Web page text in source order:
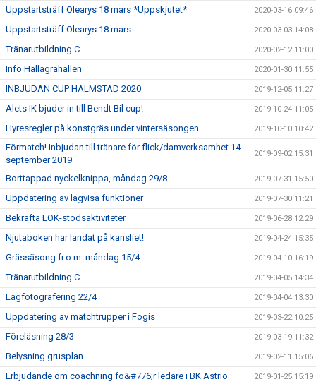
Uppstartsträff Olearys 18 mars *Uppskjutet* 2020-03-16 09:46
Uppstartsträff Olearys 18 mars 2020-03-03 14:08
Tränarutbildning C 2020-02-12 11:00
Info Hallägrahallen 2020-01-30 11:55
INBJUDAN CUP HALMSTAD 2020 2019-12-05 11:27
Alets IK bjuder in till Bendt Bil cup! 2019-10-24 11:05
Hyresregler på konstgräs under vintersäsongen 2019-10-10 10:42
Förmatch! Inbjudan till tränare för flick/damverksamhet 14
september 2019
2019-09-02 15:31
Borttappad nyckelknippa, måndag 29/8 2019-07-31 15:50
Uppdatering av lagvisa funktioner 2019-07-30 11:21
Bekräfta LOK-stödsaktiviteter 2019-06-28 12:29
Njutaboken har landat på kansliet! 2019-04-24 15:35
Grässäsong fr.o.m. måndag 15/4 2019-04-10 16:19
Tränarutbildning C 2019-04-05 14:34
Lagfotografering 22/4 2019-04-04 13:30
Uppdatering av matchtrupper i Fogis 2019-03-22 10:25
Föreläsning 28/3 2019-03-19 11:32
Belysning grusplan 2019-02-11 15:06
Erbjudande om coachning fo&#776;r ledare i BK Astrio 2019-01-25 15:19